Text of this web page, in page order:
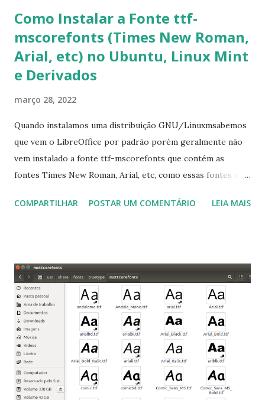
Como Instalar a Fonte ttf-
mscorefonts (Times New Roman,
Arial, etc) no Ubuntu, Linux Mint
e Derivados
março 28, 2022
Quando instalamos uma distribuição GNU/Linuxmsabemos
que vem o LibreOffice por padrão porém geralmente não
vem instalado a fonte ttf-mscorefonts que contém as
fontes Times New Roman, Arial, etc, como essas fontes são
a Associação Brasileira de Normas Técnicas (ABNT), exige
que contém essas fontes. Ao instalar o GNU/Linux abra o
terminal e execute o comando: $ sudo apt-get install ttf-
mscorefonts-installer Leia os termos de uso e avance
clicando em “Ok” Agora aceite os termos de uso clicando
em “Sim” Pronto agora abra o LibreOffice e veja se as
fontes Times New Roman, Arial estão instaladas. Caso
ocorra algum erro ou precisa reinstalar, execute: $ sudo
apt-get install --reinstall ttf-mscorefonts-installer
COMPARTILHAR POSTAR UM COMENTÁRIO LEIA MAIS